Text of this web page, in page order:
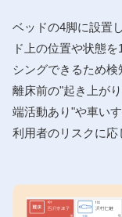
ベッドの4脚に設置
ド上の位置や状態
シングできるため検
離床前の"起き上が
端活動あり"や車い
利用者のリスクに応